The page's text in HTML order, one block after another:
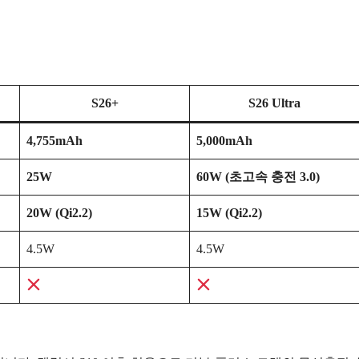
S26+ S26 Ultra
4,755mAh 5,000mAh
25W 60W (초고속 충전 3.0)
20W (Qi2.2) 15W (Qi2.2)
4.5W 4.5W